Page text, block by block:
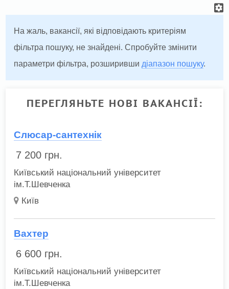
На жаль, вакансії, які відповідають критеріям
фільтра пошуку, не знайдені. Спробуйте змінити
параметри фільтра, розширивши діапазон пошуку.
ПЕРЕГЛЯНЬТЕ НОВІ ВАКАНСІЇ:
Слюсар-сантехнік
7 200 грн.
Київський національний університет
ім.Т.Шевченка
Київ
Вахтер
6 600 грн.
Київський національний університет
ім.Т.Шевченка